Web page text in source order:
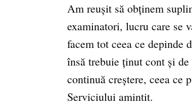
Am reușit să obținem
examinatori, lucru care se
facem tot ceea ce depinde
însă trebuie ținut cont și
continuă creștere, ceea ce
Serviciului amintit.